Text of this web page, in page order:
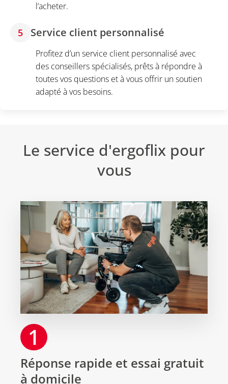
l’acheter.
5 Service client personnalisé
Profitez d’un service client personnalisé avec
des conseillers spécialisés, prêts à répondre à
toutes vos questions et à vous offrir un soutien
adapté à vos besoins.
Le service d'ergoflix pour
vous
1
Réponse rapide et essai gratuit
à domicile